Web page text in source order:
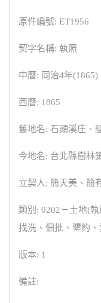
原件編號: ET1956
契字名稱: 執照
中曆: 同治4年(1865)
西曆: 1865
舊地名: 石頭溪庄、
今地名: 台北縣樹林
立契人: 簡天美、簡
類別: 0202－土地(
找洗、佃批、墾約
版本: 1
備註: